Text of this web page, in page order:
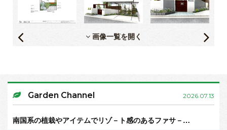
画像一覧を開く
Garden Channel 2026.07.13
南国系の植栽やアイテムでリゾ－ト感のあるファサ－…